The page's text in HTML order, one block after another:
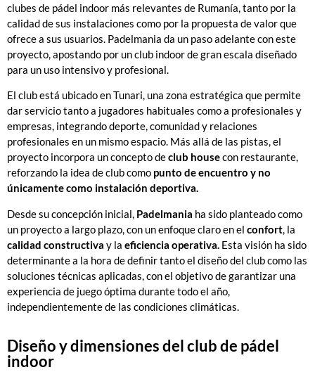
clubes de pádel indoor más relevantes de Rumanía, tanto por la
calidad de sus instalaciones como por la propuesta de valor que
ofrece a sus usuarios. Padelmania da un paso adelante con este
proyecto, apostando por un club indoor de gran escala diseñado
para un uso intensivo y profesional.
El club está ubicado en Tunari, una zona estratégica que permite
dar servicio tanto a jugadores habituales como a profesionales y
empresas, integrando deporte, comunidad y relaciones
profesionales en un mismo espacio. Más allá de las pistas, el
proyecto incorpora un concepto declub housecon restaurante,
reforzando la idea de club como punto de encuentro y no
únicamente como instalación deportiva.
Desde su concepción inicial, Padelmania ha sido planteado como
un proyecto a largo plazo, con un enfoque claro en el confort, la
calidad constructiva y la eficiencia operativa. Esta visión ha sido
determinante a la hora de definir tanto el diseño del club como las
soluciones técnicas aplicadas, con el objetivo de garantizar una
experiencia de juego óptima durante todo el año,
independientemente de las condiciones climáticas.
Diseño y dimensiones del club de pádel
indoor